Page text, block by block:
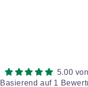
5.00
Basierend auf 1